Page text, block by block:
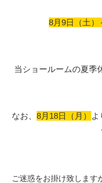
8月9日（土）
当ショールームの夏季
なお、 8月18日（月）
よ
ご迷惑をお掛け致します